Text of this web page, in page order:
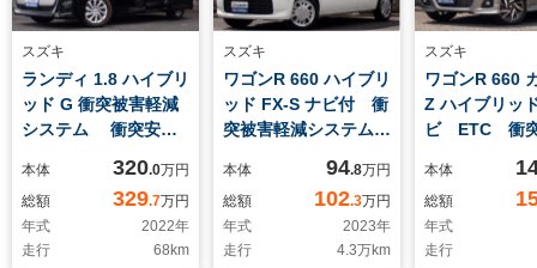
スズキ
ランディ 1.8 ハイブリ
ッド G 衝突被害軽減
システム 衝突安全
ト 寒冷地仕様 盗
難防止システム キ
ーレスエントリー ス
マートキー 3列シー
本体 320.0万円
総額
329.7万円
年式
2022年
走行
68 km
スズキ
ワゴンR 660 ハイブリ
ッド FX-S ナビ付 衝
突被害軽減システム
ーンアシスト クリ
アランスソナー 盗難
防止システム キー
レスエントリー スマ
本体 94.8万円
総額
102.3万円
年式
2023年
走行
4.3万km
スズキ
ワゴンR 660
Z ハイブリッ
ビ ETC 衝
ィ クリアラ
ー 盗難防止
ム レーンア
キーレスエ
本体
総額
年式
走行